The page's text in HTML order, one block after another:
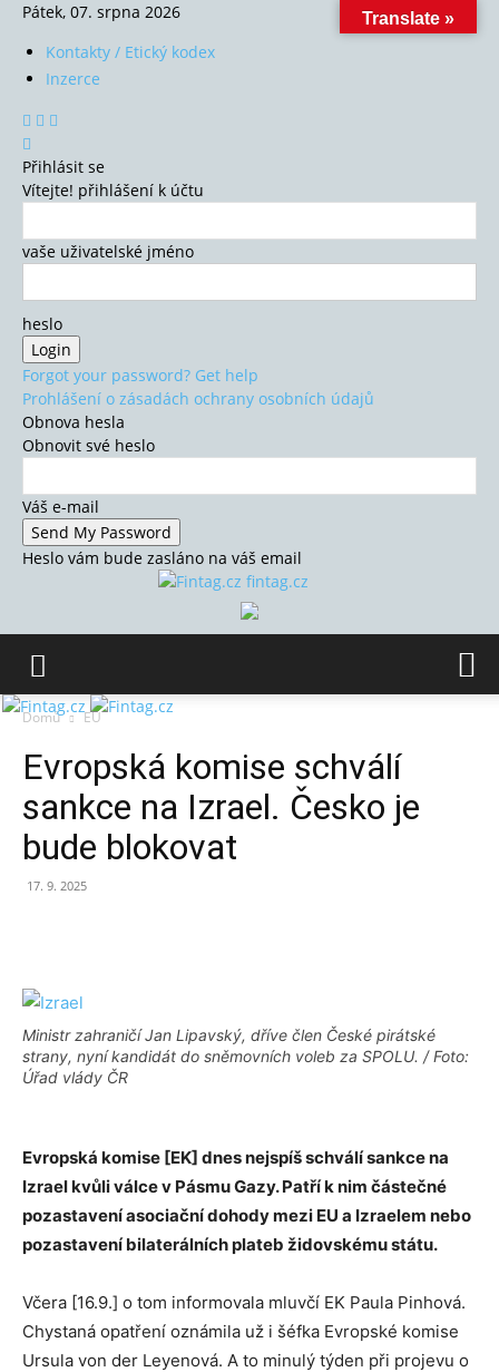
Pátek, 07. srpna 2026
Kontakty / Etický kodex
Inzerce
Přihlásit se
Vítejte! přihlášení k účtu
vaše uživatelské jméno
heslo
Forgot your password? Get help
Prohlášení o zásadách ochrany osobních údajů
Obnova hesla
Obnovit své heslo
Váš e-mail
Heslo vám bude zasláno na váš email
fintag.cz
Domů EU
Evropská komise schválí
sankce na Izrael. Česko je
bude blokovat
17. 9. 2025
Ministr zahraničí Jan Lipavský, dříve člen České pirátské
strany, nyní kandidát do sněmovních voleb za SPOLU. / Foto:
Úřad vlády ČR
Evropská komise [EK] dnes nejspíš schválí sankce na
Izrael kvůli válce v Pásmu Gazy. Patří k nim částečné
pozastavení asociační dohody mezi EU a Izraelem nebo
pozastavení bilaterálních plateb židovskému státu.
Včera [16.9.] o tom informovala mluvčí EK Paula Pinhová.
Chystaná opatření oznámila už i šéfka Evropské komise
Ursula von der Leyenová. A to minulý týden při projevu o
Translate »